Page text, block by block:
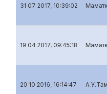
31 07 2017, 10:39:02
19 04 2017, 09:45:18
20 10 2016, 16:14:47